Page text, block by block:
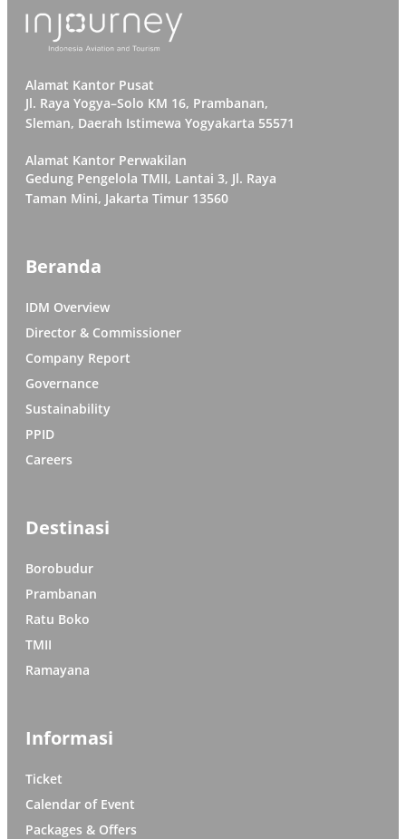
Alamat Kantor Pusat
Jl. Raya Yogya–Solo KM 16, Prambanan,
Sleman, Daerah Istimewa Yogyakarta 55571
Alamat Kantor Perwakilan
Gedung Pengelola TMII, Lantai 3, Jl. Raya
Taman Mini, Jakarta Timur 13560
Beranda
IDM Overview
Director & Commissioner
Company Report
Governance
Sustainability
PPID
Careers
Destinasi
Borobudur
Prambanan
Ratu Boko
TMII
Ramayana
Informasi
Ticket
Calendar of Event
Packages & Offers